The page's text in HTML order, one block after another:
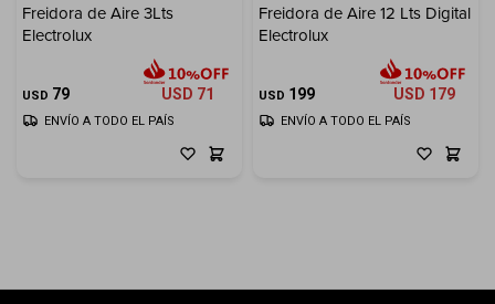
Freidora de Aire 3Lts
Electrolux
USD 79 USD 71
ENVÍO A TODO EL PAÍS
Freidora de Aire 12 Lts Digital
Electrolux
USD 199 USD 179
ENVÍO A TODO EL PAÍS